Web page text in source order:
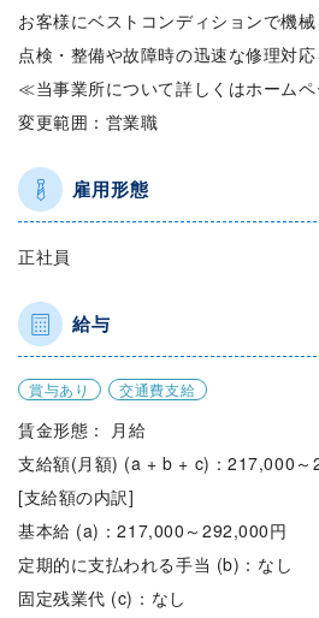
お客様にベストコンディションで機
点検・整備や故障時の迅速な修理対応
≪当事業所について詳しくはホーム
変更範囲：営業職
雇用形態
正社員
給与
賞与あり 交通費支給
賃金形態： 月給
支給額(月額) (a + b + c)：217,000～
[支給額の内訳]
基本給 (a)：217,000～292,000円
定期的に支払われる手当 (b)：なし
固定残業代 (c)：なし